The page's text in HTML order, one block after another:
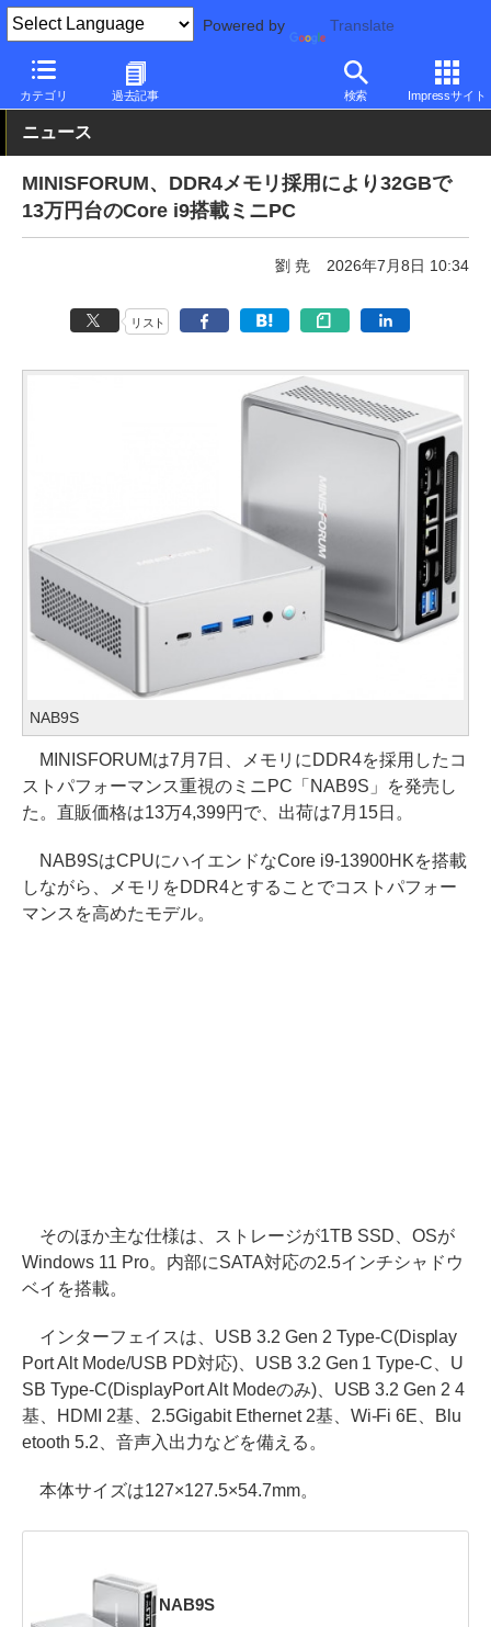
Powered by Translate
カテゴリ 過去記事 検索 Impressサイト
PC Watch パソコン/タブレット/スマートフォン NUC/小型パソコ
ニュース
MINISFORUM、DDR4メモリ採用により32GBで
13万円台のCore i9搭載ミニPC
劉 尭 2026年7月8日 10:34
リスト
NAB9S
MINISFORUMは7月7日、メモリにDDR4を採用したコ
ストパフォーマンス重視のミニPC「NAB9S」を発売し
た。直販価格は13万4,399円で、出荷は7月15日。
NAB9SはCPUにハイエンドなCore i9-13900HKを搭載
しながら、メモリをDDR4とすることでコストパフォー
マンスを高めたモデル。
そのほか主な仕様は、ストレージが1TB SSD、OSが
Windows 11 Pro。内部にSATA対応の2.5インチシャドウ
ベイを搭載。
インターフェイスは、USB 3.2 Gen 2 Type-C(Display
Port Alt Mode/USB PD対応)、USB 3.2 Gen 1 Type-C、U
SB Type-C(DisplayPort Alt Modeのみ)、USB 3.2 Gen 2 4
基、HDMI 2基、2.5Gigabit Ethernet 2基、Wi-Fi 6E、Blu
etooth 5.2、音声入出力などを備える。
本体サイズは127×127.5×54.7mm。
NAB9S